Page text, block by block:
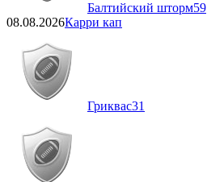
Балтийский шторм59
08.08.2026Карри кап
Гриквас31